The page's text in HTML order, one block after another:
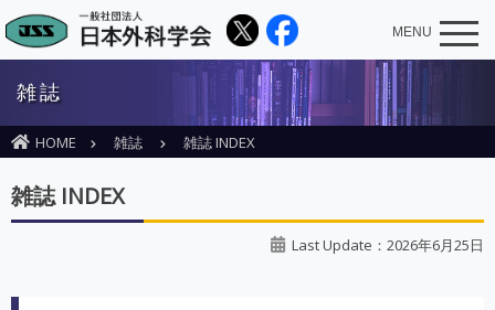
MENU
雑誌
HOME 雑誌 雑誌 INDEX
雑誌 INDEX
Last Update：2026年6月25日